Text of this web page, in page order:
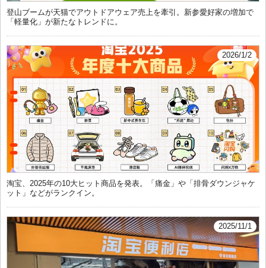
登山ブームが天猫でアウトドアウェア売上を牽引。新参愛好家の増加で
「軽量化」が新たなトレンドに。
2026/1/2
淘宝、2025年の10大ヒット商品を発表。「痛金」や「排骨ダウンジャケ
ット」などがランクイン。
2025/11/1